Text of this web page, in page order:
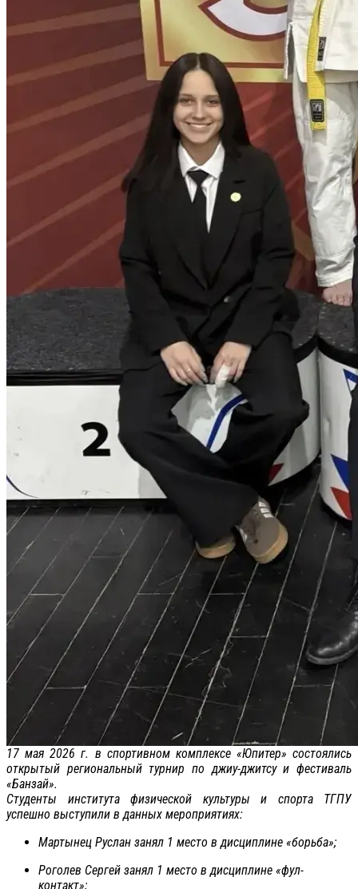
17 мая 2026 г. в спортивном комплексе «Юпитер» состоялись
открытый региональный турнир по джиу-джитсу и фестиваль
«Банзай».
Студенты института физической культуры и спорта ТГПУ
успешно выступили в данных мероприятиях:
Мартынец Руслан занял 1 место в дисциплине «борьба»;
Роголев Сергей занял 1 место в дисциплине «фул-
контакт»;